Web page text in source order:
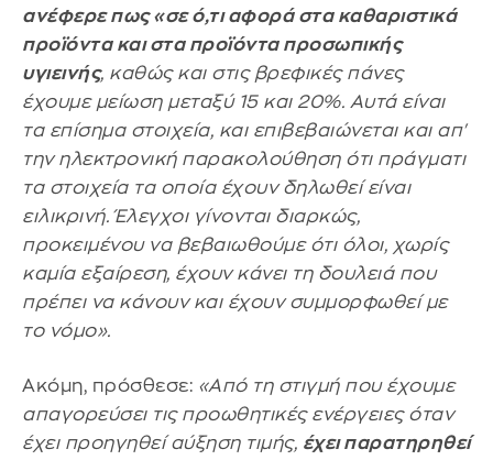
ανέφερε πως «σε ό,τι αφορά στα καθαριστικά
προϊόντα και στα προϊόντα προσωπικής
υγιεινής, καθώς και στις βρεφικές πάνες
έχουμε μείωση μεταξύ 15 και 20%. Αυτά είναι
τα επίσημα στοιχεία, και επιβεβαιώνεται και απ'
την ηλεκτρονική παρακολούθηση ότι πράγματι
τα στοιχεία τα οποία έχουν δηλωθεί είναι
ειλικρινή. Έλεγχοι γίνονται διαρκώς,
προκειμένου να βεβαιωθούμε ότι όλοι, χωρίς
καμία εξαίρεση, έχουν κάνει τη δουλειά που
πρέπει να κάνουν και έχουν συμμορφωθεί με
το νόμο».
Ακόμη, πρόσθεσε: «Από τη στιγμή που έχουμε
απαγορεύσει τις προωθητικές ενέργειες όταν
έχει προηγηθεί αύξηση τιμής, έχει παρατηρηθεί